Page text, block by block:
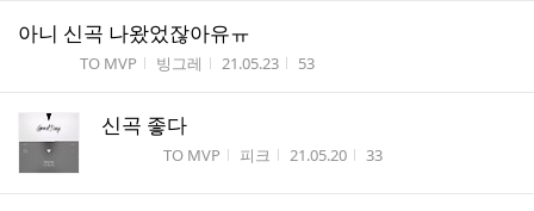
아니 신곡 나왔었잖아유ㅠ
TO MVP 작성자
빙그레 작성시간
21.05.23 조회수
53
신곡 좋다
TO MVP 작성자
피크 작성시간
21.05.20 조회수
33